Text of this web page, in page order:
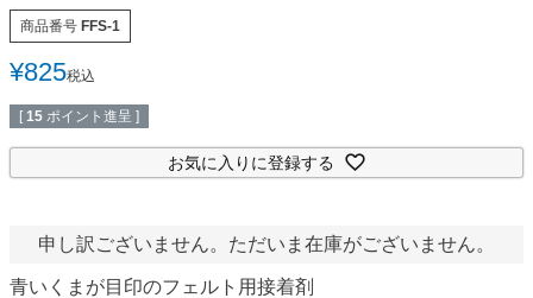
商品番号 FFS-1
¥825税込
[ 15 ポイント進呈 ]
お気に入りに登録する
申し訳ございません。ただいま在庫がございません。
青いくまが目印のフェルト用接着剤